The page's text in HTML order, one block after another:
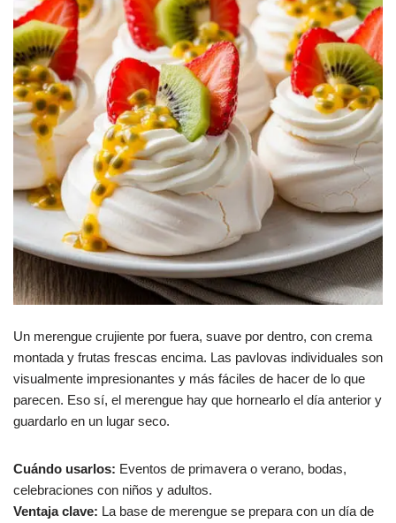
Un merengue crujiente por fuera, suave por dentro, con crema
montada y frutas frescas encima. Las pavlovas individuales son
visualmente impresionantes y más fáciles de hacer de lo que
parecen. Eso sí, el merengue hay que hornearlo el día anterior y
guardarlo en un lugar seco.
Cuándo usarlos: Eventos de primavera o verano, bodas,
celebraciones con niños y adultos.
Ventaja clave: La base de merengue se prepara con un día de